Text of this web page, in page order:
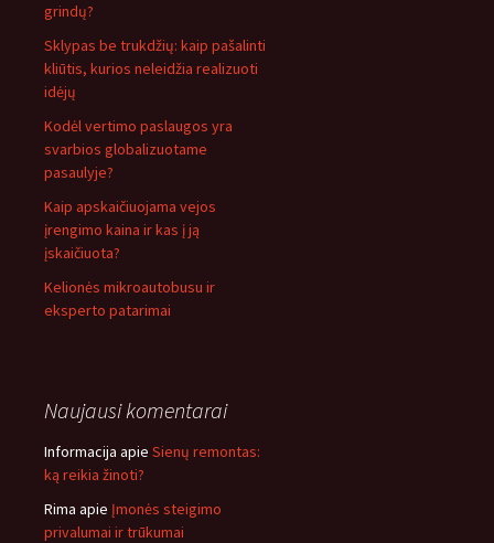
grindų?
Sklypas be trukdžių: kaip pašalinti
kliūtis, kurios neleidžia realizuoti
idėjų
Kodėl vertimo paslaugos yra
svarbios globalizuotame
pasaulyje?
Kaip apskaičiuojama vejos
įrengimo kaina ir kas į ją
įskaičiuota?
Kelionės mikroautobusu ir
eksperto patarimai
Naujausi komentarai
Informacija apie Sienų remontas:
ką reikia žinoti?
Rima apie Įmonės steigimo
privalumai ir trūkumai